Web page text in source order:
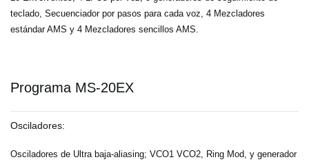
teclado, Secuenciador por pasos para cada voz, 4 Mezcladores
estándar AMS y 4 Mezcladores sencillos AMS.
Programa MS-20EX
Osciladores:
Osciladores de Ultra baja-aliasing; VCO1 VCO2, Ring Mod, y generador